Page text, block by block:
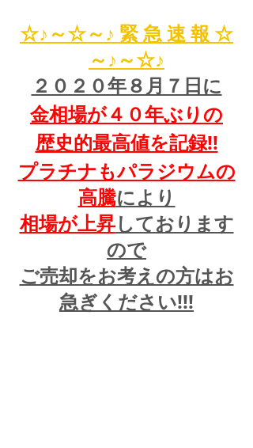
☆♪～☆～♪ 緊 急 速 報 ☆
～♪～☆♪
２０２０年８月７日に
金相場が４０年ぶりの
歴史的最高値を記録!!
プラチナもパラジウムの
高騰により
相場が上昇しております
ので
ご売却をお考えの方はお
急ぎください!!!